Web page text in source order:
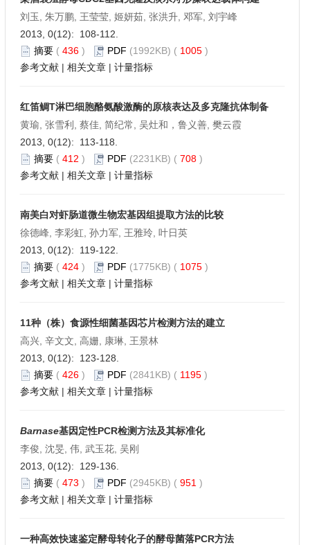
刘玉, 朱万鹏, 王莹莹, 姬妍茹, 张洪升, 邓军, 刘宇峰
2013, 0(12): 108-112.
摘要 ( 436 ) PDF (1992KB) ( 1005 )
参考文献 | 相关文章 | 计量指标
红笛鲷T淋巴细胞酪氨酸激酶的原核表达及多克隆抗体制备
黄瑜, 张雪利, 蔡佳, 简纪常, 吴灶和，鲁义善, 樊云霞
2013, 0(12): 113-118.
摘要 ( 412 ) PDF (2231KB) ( 708 )
参考文献 | 相关文章 | 计量指标
南美白对虾肠道微生物宏基因组提取方法的比较
徐德峰, 李彩虹, 孙力军, 王雅玲, 叶日英
2013, 0(12): 119-122.
摘要 ( 424 ) PDF (1775KB) ( 1075 )
参考文献 | 相关文章 | 计量指标
11种（株）食源性细菌基因芯片检测方法的建立
高兴, 辛文文, 高姗, 康琳, 王景林
2013, 0(12): 123-128.
摘要 ( 426 ) PDF (2841KB) ( 1195 )
参考文献 | 相关文章 | 计量指标
Barnase基因定性PCR检测方法及其标准化
李俊, 沈旻, 伟, 武玉花, 吴刚
2013, 0(12): 129-136.
摘要 ( 473 ) PDF (2945KB) ( 951 )
参考文献 | 相关文章 | 计量指标
一种高效快速鉴定酵母转化子的酵母菌落PCR方法